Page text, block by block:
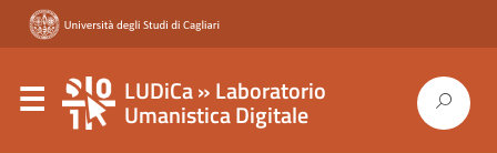
LUDiCa » Laboratorio
Umanistica Digitale